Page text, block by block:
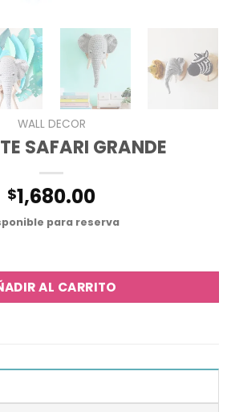
WALL DECOR
SAFARI GRANDE
$1,680.00
para reserva
cantidad
AL CARRITO